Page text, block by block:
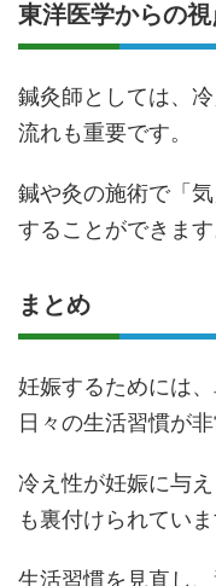
東洋医学からの視
鍼灸師としては、
流れも重要です。
鍼や灸の施術で「
することができます
まとめ
妊娠するためには
日々の生活習慣が
冷え性が妊娠に与
も裏付けられていま
生活習慣を見直し